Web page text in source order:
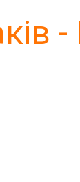
-